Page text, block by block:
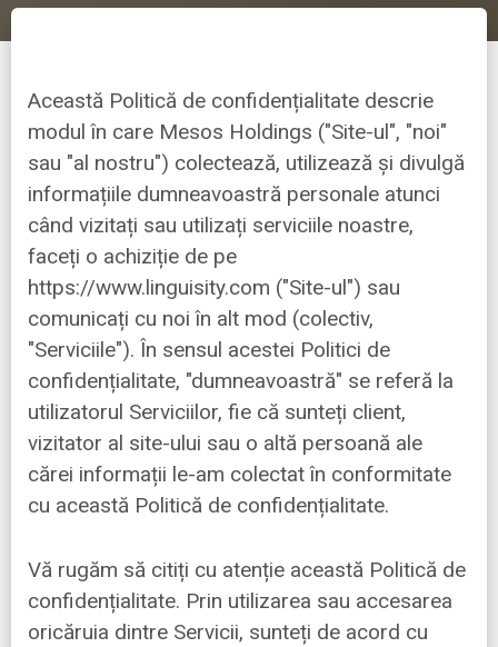
Această Politică de confidențialitate descrie
modul în care Mesos Holdings ("Site-ul", "noi"
sau "al nostru") colectează, utilizează și divulgă
informațiile dumneavoastră personale atunci
când vizitați sau utilizați serviciile noastre,
faceți o achiziție de pe
https://www.linguisity.com ("Site-ul") sau
comunicați cu noi în alt mod (colectiv,
"Serviciile"). În sensul acestei Politici de
confidențialitate, "dumneavoastră" se referă la
utilizatorul Serviciilor, fie că sunteți client,
vizitator al site-ului sau o altă persoană ale
cărei informații le-am colectat în conformitate
cu această Politică de confidențialitate.
Vă rugăm să citiți cu atenție această Politică de
confidențialitate. Prin utilizarea sau accesarea
oricăruia dintre Servicii, sunteți de acord cu